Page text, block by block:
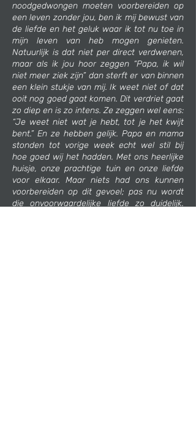
noodgedwongen moeten voorbereiden op
een leven zonder jou, ben ik mij bewust van
de liefde en het geluk waar ik tot nu toe in
mijn leven van heb mogen genieten.
Natuurlijk is dat niet per direct verdwenen,
maar als ik jou hoor zeggen “Papa, ik wil
niet meer ziek zijn” dan sterft er van binnen
een klein stukje van mij. Ik weet niet of dat
ooit nog goed gaat komen. Dit verdriet gaat
zo diep en is zo intens. Ze zeggen wel eens:
“Je weet niet wat je hebt, tot je het kwijt
bent.” En ze hebben gelijk. Papa en mama
stonden tot vorige week echt wel stil bij
hoe goed wij het hadden. Met ons heerlijke
huisje, onze prachtige tuin en onze liefde
voor elkaar. Maar niets had ons kunnen
voorbereiden op dit gevoel; pas nu wordt
die onvoorwaardelijke liefde zo duidelijk.